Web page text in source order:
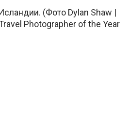
(Фото Dylan Shaw |
Photographer of the Year